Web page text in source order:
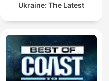
Ukraine: The Latest